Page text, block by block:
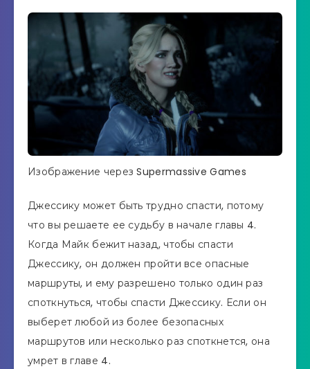
Изображение через Supermassive Games
Джессику может быть трудно спасти, потому
что вы решаете ее судьбу в начале главы 4.
Когда Майк бежит назад, чтобы спасти
Джессику, он должен пройти все опасные
маршруты, и ему разрешено только один раз
споткнуться, чтобы спасти Джессику. Если он
выберет любой из более безопасных
маршрутов или несколько раз споткнется, она
умрет в главе 4.